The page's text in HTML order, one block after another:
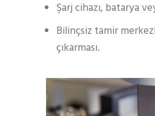
Şarj cihazı, batarya
Bilinçsiz tamir
çıkarması.